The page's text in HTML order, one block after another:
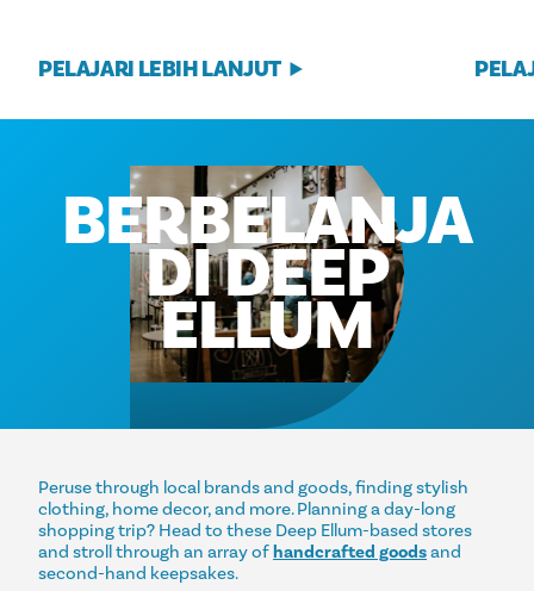
PELAJARI LEBIH LANJUT
BERBELANJA
DI DEEP
ELLUM
Peruse through local brands and goods, finding stylish
clothing, home decor, and more. Planning a day-long
shopping trip? Head to these Deep Ellum-based stores
and stroll through an array ofhandcrafted goodsand
second-hand keepsakes.